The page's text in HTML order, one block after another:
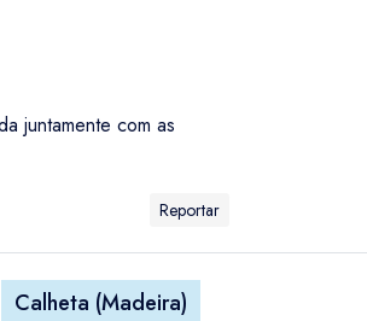
juntamente com as
Reportar
Calheta (Madeira)